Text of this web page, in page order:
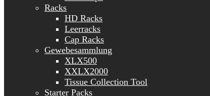
Racks
HD Racks
Leerracks
Cap Racks
Gewebesammlung
XLX500
XXLX2000
Tissue Collection Tool
Starter Packs